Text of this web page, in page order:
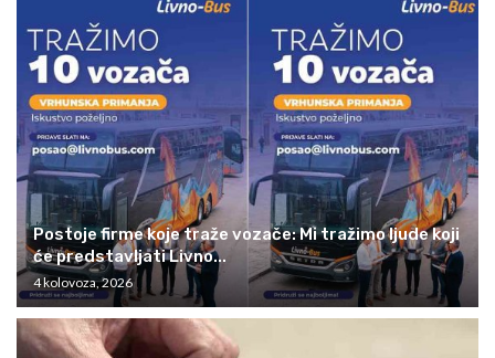
Postoje firme koje traže vozače: Mi tražimo ljude koji
će predstavljati Livno...
4 kolovoza, 2026